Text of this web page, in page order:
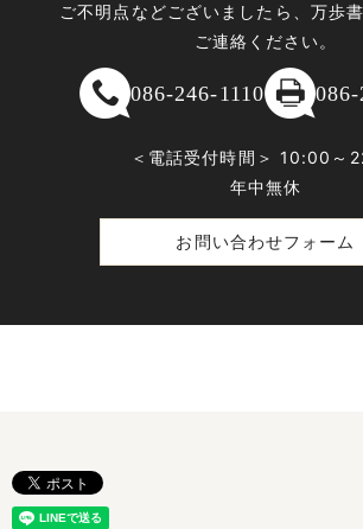
ご不明点などございましたら、万歩
ご連絡ください。
086-246-1110
＜電話受付時間＞ 10:00～
年中無休
お問い合わせフォーム